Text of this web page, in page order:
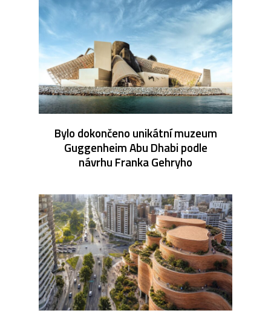
Bylo dokončeno unikátní muzeum
Guggenheim Abu Dhabi podle
návrhu Franka Gehryho